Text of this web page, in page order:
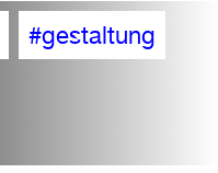
#gestaltung